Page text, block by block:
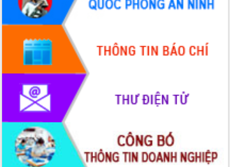
Đắk Lắk nỗ lực thúc đẩy tăng trưởng
kinh tế từ 10% trở lên trong Quý
II/2026
Đắk Lắk ký kết thỏa thuận hợp tác về
chuyển đổi số giai đoạn 2026 – 2030
với Tập đoàn Bưu chính Viễn thông
Thứ trưởng Bộ Y tế làm việc với tỉnh
Đắk Lắk về phát triển nhân lực y tế
cho trạm y tế cấp xã
Du lịch Đắk Lắk nâng tầm trải nghiệm
du khách thông qua Hệ thống cơ sở dữ
liệu và Bản đồ số
Tập huấn ứng dụng trí tuệ nhân tạo (AI)
trong thương mại điện tử năm 2026